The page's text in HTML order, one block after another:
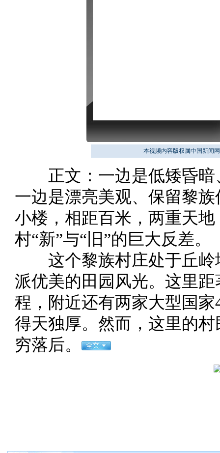
本视频内容版权属中国新闻
正文：一边是低矮昏暗
一边是漂亮美观、保留黎
小楼，相距百米，两重天
村“新”与“旧”的巨大反差。
这个黎族村庄处于丘岭
派优美的田园风光。这里
程，附近还有两家大型国
得天独厚。然而，这里的
穷落后。